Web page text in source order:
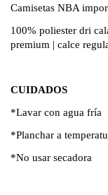
Camisetas NBA
100% poliester dri
premium | calce
CUIDADOS
*Lavar con agua fría
*Planchar a
*No usar secadora